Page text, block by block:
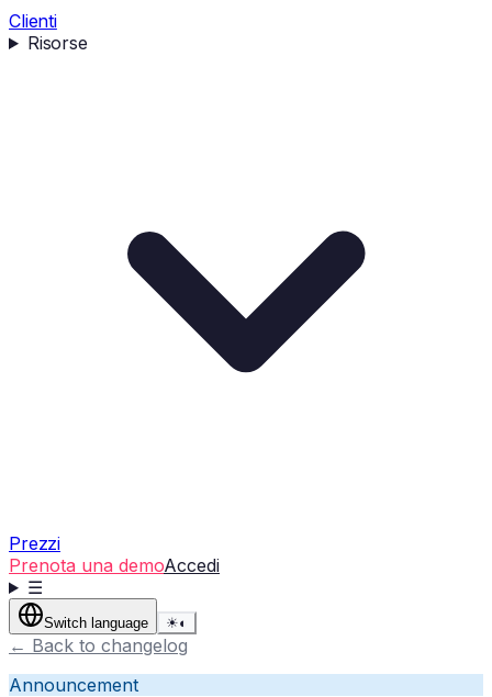
Clienti
Risorse
Prezzi
Prenota una demoAccedi
☰
Switch language ☀◐
← Back to changelog
Announcement